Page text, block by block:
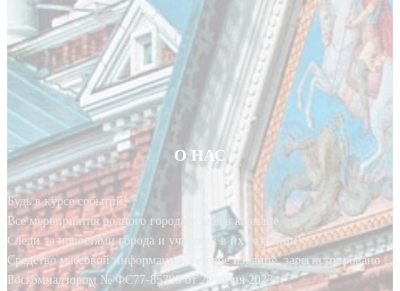
О НАС
Будь в курсе событий!
Все мероприятия родного города у тебя в кармане.
Следи за новостями города и участвуй в их создании!
Средство массовой информации, сетевое издание, зарегистрировано
Роскомнадзором № ФС77-85393 от 20 июня 2023 г.